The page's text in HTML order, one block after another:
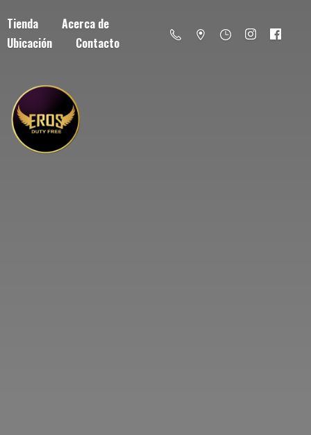
Tienda
Acerca de
Ubicación
Contacto